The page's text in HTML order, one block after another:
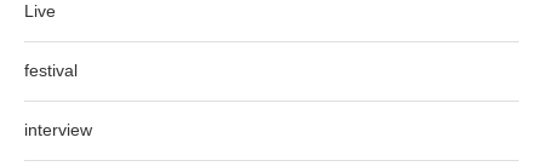
Live
festival
interview